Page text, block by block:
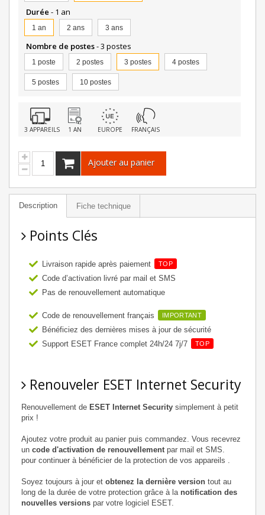
Durée - 1 an
1 an 2 ans 3 ans
Nombre de postes- 3 postes
1 poste 2 postes 3 postes 4 postes
5 postes 10 postes
3 APPAREILS 1 AN EUROPE FRANÇAIS
Ajouter au panier
Description Fiche technique
Points Clés
Livraison rapide après paiement TOP
Code d’activation livré par mail et SMS
Pas de renouvellement automatique
Code de renouvellement français IMPORTANT
Bénéficiez des dernières mises à jour de sécurité
Support ESET France complet 24h/24 7j/7
TOP
Renouveler ESET Internet Security
Renouvellement de ESET Internet Security simplement à petit
prix !
Ajoutez votre produit au panier puis commandez. Vous recevrez
un code d'activation de renouvellementpar mail et SMS.
pour continuer à bénéficier de la protection de vos appareils .
Soyez toujours à jour et obtenez la dernière version tout au
long de la durée de votre protection grâce à la notification des
nouvelles versions par votre logiciel ESET.